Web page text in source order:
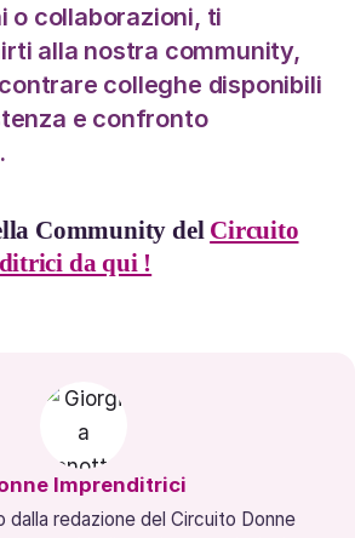
o collaborazioni, ti
alla nostra community,
colleghe disponibili
e confronto
Community del Circuito
da qui !
Imprenditrici
redazione del Circuito Donne